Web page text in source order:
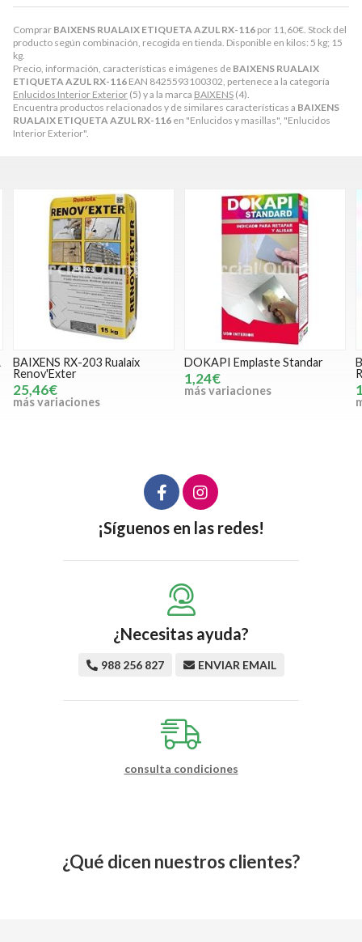
Comprar BAIXENS RUALAIX ETIQUETA AZUL RX-116 por 11,60€ . Stock del
producto según combinación, recogida en tienda. Disponible en kilos: 5 kg; 15
kg.
Precio, información, características e imágenes de BAIXENS RUALAIX
ETIQUETA AZUL RX-116 EAN 8425593100302, pertenece a la categoría
Enlucidos Interior Exterior (5) y a la marca BAIXENS (4).
Encuentra productos relacionados y de similares características a BAIXENS
RUALAIX ETIQUETA AZUL RX-116 en "Enlucidos y masillas", "Enlucidos
Interior Exterior".
DOKAPI Emplaste Standar
1,24€
más variaciones
BAIXENS RUALAIX ETIQUETA
ROJA RX-114
13,82€
¡Síguenos en las redes!
¿Necesitas ayuda?
988 256 827 ENVIAR EMAIL
consulta condiciones
¿Qué dicen nuestros clientes?